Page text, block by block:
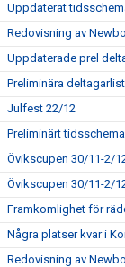
Uppdaterat
Redovisning av
Uppdaterade prel
Preliminära
Julfest 22/12
Preliminärt
Övikscupen 30/11-2/
Övikscupen 30/11-2/
Framkomlighet för
Några platser kvar i
Redovisning av